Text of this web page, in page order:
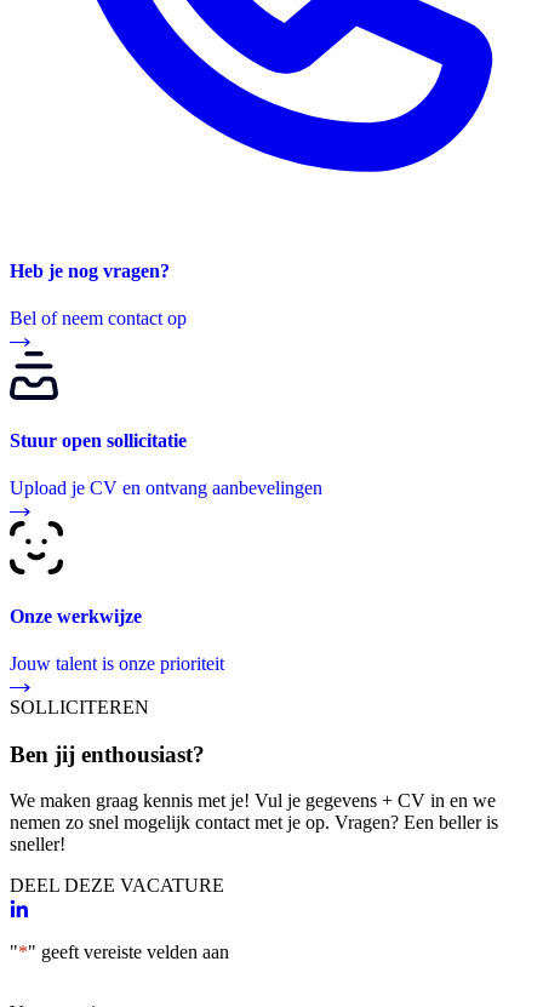
Heb je nog vragen?
Bel of neem contact op
Stuur open sollicitatie
Upload je CV en ontvang aanbevelingen
Onze werkwijze
Jouw talent is onze prioriteit
SOLLICITEREN
Ben jij enthousiast?
We maken graag kennis met je! Vul je gegevens + CV in en we
nemen zo snel mogelijk contact met je op. Vragen? Een beller is
sneller!
DEEL DEZE VACATURE
"*" geeft vereiste velden aan